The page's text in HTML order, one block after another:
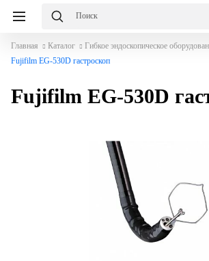
Главная Каталог Гибкое эндоскопическое
Fujifilm EG-530D гастроскоп
Fujifilm EG-530D